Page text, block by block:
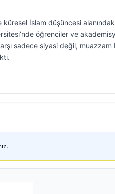
İslam düşüncesi alanındaki
öğrenciler ve
sadece siyasi değil,